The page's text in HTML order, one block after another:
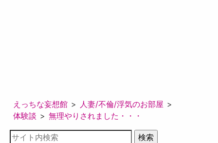
えっちな妄想館
人妻/不倫/浮気のお部屋
体験談
無理やりされました・・・